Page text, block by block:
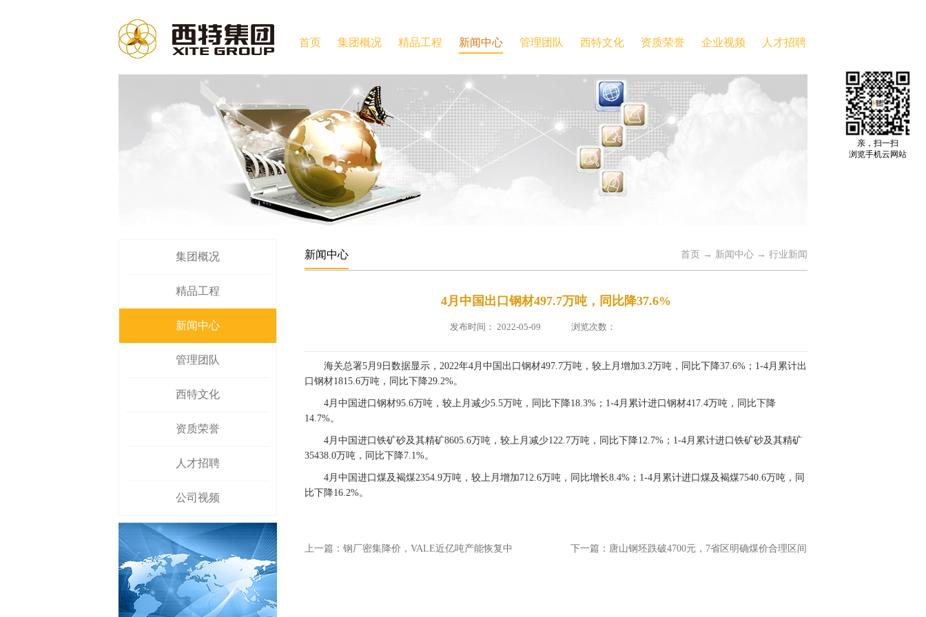
首页 集团概况 精品工程 新闻中心 管理团队 西特文化 资质荣誉 企业视频 人才招聘
集团概况
精品工程
新闻中心
管理团队
西特文化
资质荣誉
人才招聘
公司视频
新闻中心 首页 → 新闻中心 → 行业新闻
4月中国出口钢材497.7万吨，同比降37.6%
发布时间： 2022-05-09 浏览次数：
海关总署5月9日数据显示，2022年4月中国出口钢材497.7万吨，较上月增加3.2万吨，同比下降37.6%；1-4月累计出
口钢材1815.6万吨，同比下降29.2%。
4月中国进口钢材95.6万吨，较上月减少5.5万吨，同比下降18.3%；1-4月累计进口钢材417.4万吨，同比下降
14.7%。
4月中国进口铁矿砂及其精矿8605.6万吨，较上月减少122.7万吨，同比下降12.7%；1-4月累计进口铁矿砂及其精矿
35438.0万吨，同比下降7.1%。
4月中国进口煤及褐煤2354.9万吨，较上月增加712.6万吨，同比增长8.4%；1-4月累计进口煤及褐煤7540.6万吨，同
比下降16.2%。
上一篇： 钢厂密集降价，VALE近亿吨产能恢复中 下一篇： 唐山钢坯跌破4700元，7省区明确煤价合理区间
亲，扫一扫
浏览手机云网站